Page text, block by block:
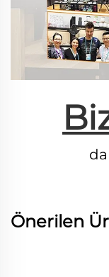
Önerilen